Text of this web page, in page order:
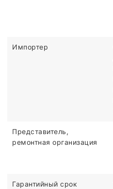
Импортер
Представитель,
ремонтная организация
Гарантийный срок